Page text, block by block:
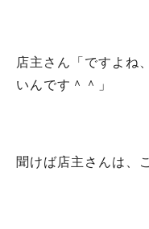
店主さん「ですよね
いんです＾＾」
聞けば店主さんは、